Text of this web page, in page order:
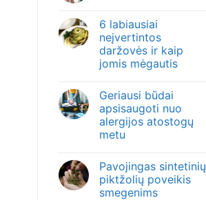
6 labiausiai
neįvertintos
daržovės ir kaip
jomis mėgautis
Geriausi būdai
apsisaugoti nuo
alergijos atostogų
metu
Pavojingas sintetinių
piktžolių poveikis
smegenims